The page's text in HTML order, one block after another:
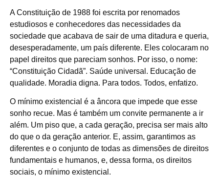
A Constituição de 1988 foi escrita por renomados
estudiosos e conhecedores das necessidades da
sociedade que acabava de sair de uma ditadura e queria,
desesperadamente, um país diferente. Eles colocaram no
papel direitos que pareciam sonhos. Por isso, o nome:
“Constituição Cidadã”. Saúde universal. Educação de
qualidade. Moradia digna. Para todos. Todos, enfatizo.
O mínimo existencial é a âncora que impede que esse
sonho recue. Mas é também um convite permanente a ir
além. Um piso que, a cada geração, precisa ser mais alto
do que o da geração anterior. E, assim, garantimos as
diferentes e o conjunto de todas as dimensões de direitos
fundamentais e humanos, e, dessa forma, os direitos
sociais, o mínimo existencial.